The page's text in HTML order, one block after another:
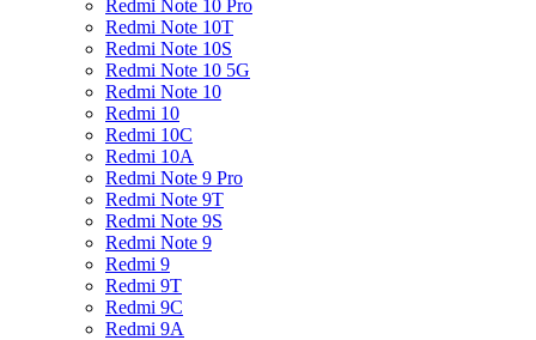
Redmi Note 10 Pro
Redmi Note 10T
Redmi Note 10S
Redmi Note 10 5G
Redmi Note 10
Redmi 10
Redmi 10C
Redmi 10A
Redmi Note 9 Pro
Redmi Note 9T
Redmi Note 9S
Redmi Note 9
Redmi 9
Redmi 9T
Redmi 9C
Redmi 9A